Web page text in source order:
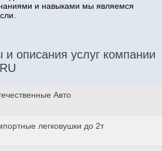
и навыками мы являемся
описания услуг компании
Авто
легковушки до 2т